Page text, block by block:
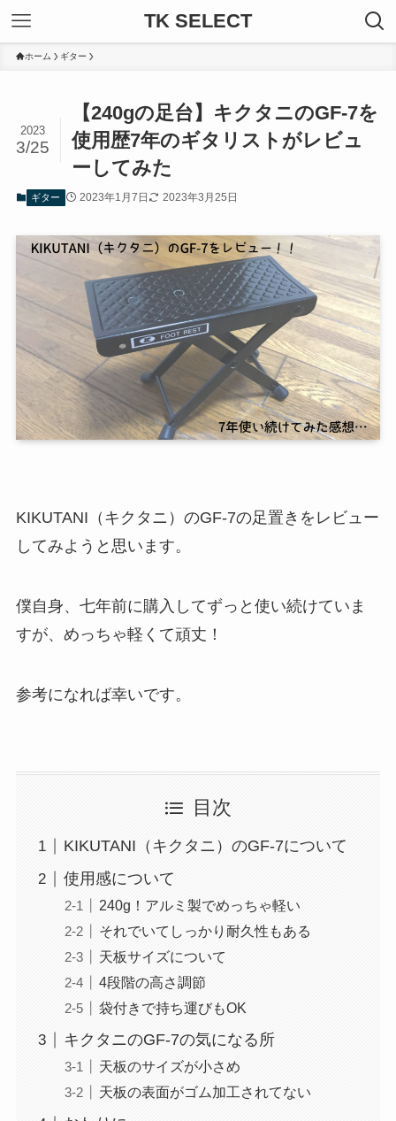
TK SELECT
ホーム ギター
【240gの足台】キクタニのGF-7を
使用歴7年のギタリストがレビュ
ーしてみた
2023
3/25
ギター 2023年1月7日 2023年3月25日
KIKUTANI（キクタニ）のGF-7の足置きをレビュー
してみようと思います。
僕自身、七年前に購入してずっと使い続けていま
すが、めっちゃ軽くて頑丈！
参考になれば幸いです。
目次
KIKUTANI（キクタニ）のGF-7について
使用感について
240g！アルミ製でめっちゃ軽い
それでいてしっかり耐久性もある
天板サイズについて
4段階の高さ調節
袋付きで持ち運びもOK
キクタニのGF-7の気になる所
天板のサイズが小さめ
天板の表面がゴム加工されてない